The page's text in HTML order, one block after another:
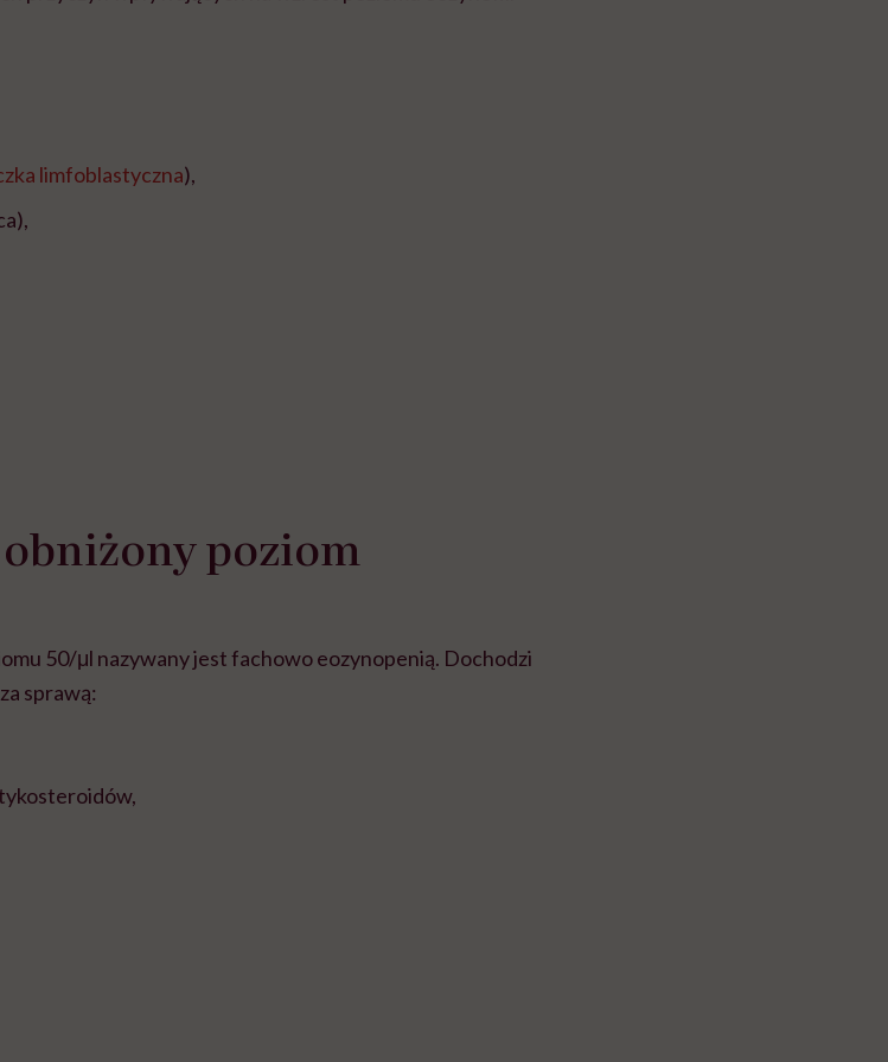
limfoblastyczna),
poziom
50/μl nazywany jest fachowo eozynopenią. Dochodzi
sprawą: